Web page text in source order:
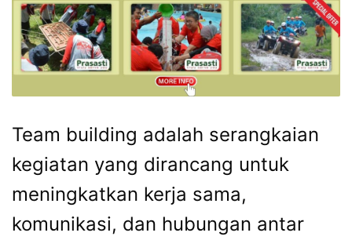
Team building adalah serangkaian
kegiatan yang dirancang untuk
meningkatkan kerja sama,
komunikasi, dan hubungan antar